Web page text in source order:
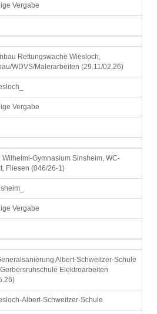
Vergabe
Rettungswache Wiesloch,
WDVS/Malerarbeiten (29.11/02.26)
Vergabe
Wilhelmi-Gymnasium Sinsheim, WC-
Fliesen (046/26-1)
Vergabe
Albert-Schweitzer-Schule
Elektroarbeiten
Albert-Schweitzer-Schule